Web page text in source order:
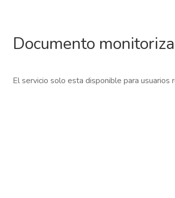
Documento
El servicio solo esta disponible para usuarios